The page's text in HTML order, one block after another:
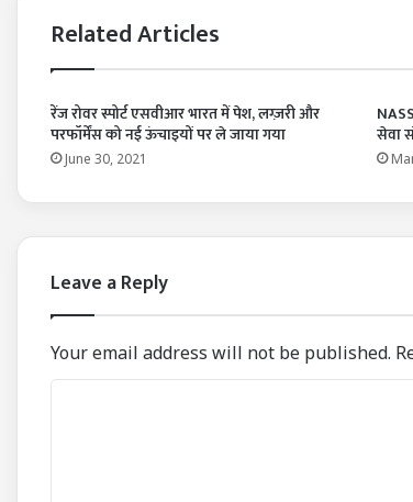
Related Articles
रेंज रोवर स्पोर्ट एसवीआर भारत में पेश, लग्ज़री और
परफॉर्मेंस को नई ऊंचाइयों पर ले जाया गया
June 30, 2021
सेवा
Leave a Reply
Your email address will not be published.